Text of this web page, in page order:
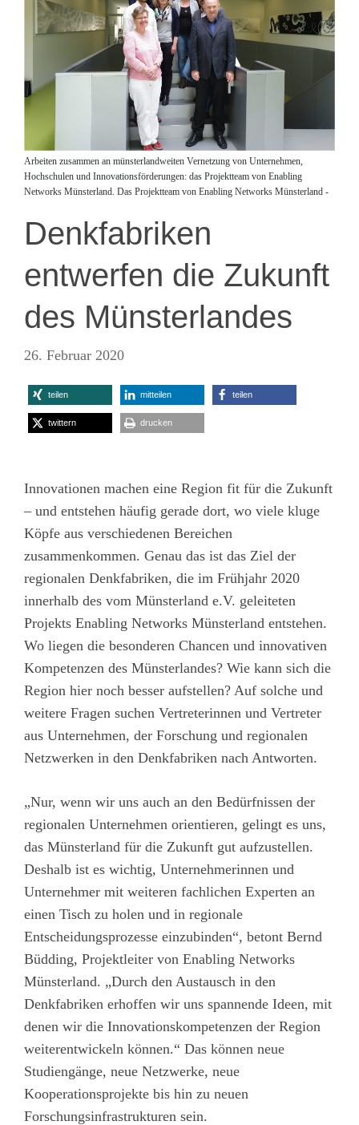
Arbeiten zusammen an münsterlandweiten Vernetzung von Unternehmen,
Hochschulen und Innovationsförderungen: das Projektteam von Enabling
Networks Münsterland. Das Projektteam von Enabling Networks Münsterland -
Denkfabriken
entwerfen die Zukunft
des Münsterlandes
26. Februar 2020
teilen mitteilen teilen
twittern drucken
Innovationen machen eine Region fit für die Zukunft
– und entstehen häufig gerade dort, wo viele kluge
Köpfe aus verschiedenen Bereichen
zusammenkommen. Genau das ist das Ziel der
regionalen Denkfabriken, die im Frühjahr 2020
innerhalb des vom Münsterland e.V. geleiteten
Projekts Enabling Networks Münsterland entstehen.
Wo liegen die besonderen Chancen und innovativen
Kompetenzen des Münsterlandes? Wie kann sich die
Region hier noch besser aufstellen? Auf solche und
weitere Fragen suchen Vertreterinnen und Vertreter
aus Unternehmen, der Forschung und regionalen
Netzwerken in den Denkfabriken nach Antworten.
„Nur, wenn wir uns auch an den Bedürfnissen der
regionalen Unternehmen orientieren, gelingt es uns,
das Münsterland für die Zukunft gut aufzustellen.
Deshalb ist es wichtig, Unternehmerinnen und
Unternehmer mit weiteren fachlichen Experten an
einen Tisch zu holen und in regionale
Entscheidungsprozesse einzubinden“, betont Bernd
Büdding, Projektleiter von Enabling Networks
Münsterland. „Durch den Austausch in den
Denkfabriken erhoffen wir uns spannende Ideen, mit
denen wir die Innovationskompetenzen der Region
weiterentwickeln können.“ Das können neue
Studiengänge, neue Netzwerke, neue
Kooperationsprojekte bis hin zu neuen
Forschungsinfrastrukturen sein.